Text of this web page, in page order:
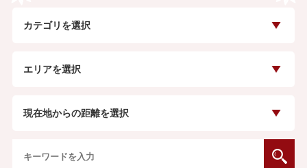
カテゴリを選択
エリアを選択
現在地からの距離を選択